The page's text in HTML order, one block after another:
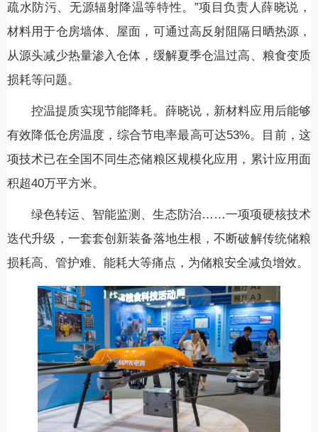
疏水防污、无源辐射降温等特性。”项目负责人薛晓说，
材料用于仓房墙体、屋面，可通过高反射阻隔日晒热源，
从源头减少热量渗入仓体，缓解夏季仓温过高、粮食变质
损耗等问题。
控温提质实现节能降耗。薛晓说，新材料应用后能够
有效降低仓房温度，综合节电率最高可达53%。目前，这
项技术已在全国不同生态储粮区规模化应用，累计应用面
积超40万平方米。
绿色转运、智能监测、生态防治……一项项硬核技术
迭代升级，一套套创新装备落地生根，不断破解传统储粮
损耗高、管护难、能耗大等痛点，为储粮安全减负增效。